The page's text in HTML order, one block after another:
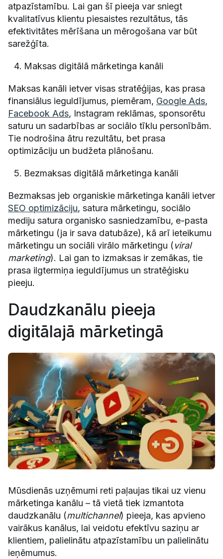
atpazīstamību. Lai gan šī pieeja var sniegt
kvalitatīvus klientu piesaistes rezultātus, tās
efektivitātes mērīšana un mērogošana var būt
sarežģīta.
Maksas digitālā mārketinga kanāli
Maksas kanāli ietver visas stratēģijas, kas prasa
finansiālus ieguldījumus, piemēram, Google Ads,
Facebook Ads, Instagram reklāmas, sponsorētu
saturu un sadarbības ar sociālo tīklu personībām.
Tie nodrošina ātru rezultātu, bet prasa
optimizāciju un budžeta plānošanu.
Bezmaksas digitālā mārketinga kanāli
Bezmaksas jeb organiskie mārketinga kanāli ietver
SEO optimizāciju, satura mārketingu, sociālo
mediju satura organisko sasniedzamību, e-pasta
mārketingu (ja ir sava datubāze), kā arī ieteikumu
mārketingu un sociāli virālo mārketingu (viral
marketing). Lai gan to izmaksas ir zemākas, tie
prasa ilgtermiņa ieguldījumus un stratēģisku
pieeju.
Daudzkanālu pieeja
digitālajā mārketingā
Mūsdienās uzņēmumi reti paļaujas tikai uz vienu
mārketinga kanālu – tā vietā tiek izmantota
daudzkanālu (multichannel) pieeja, kas apvieno
vairākus kanālus, lai veidotu efektīvu saziņu ar
klientiem, palielinātu atpazīstamību un palielinātu
ieņēmumus.